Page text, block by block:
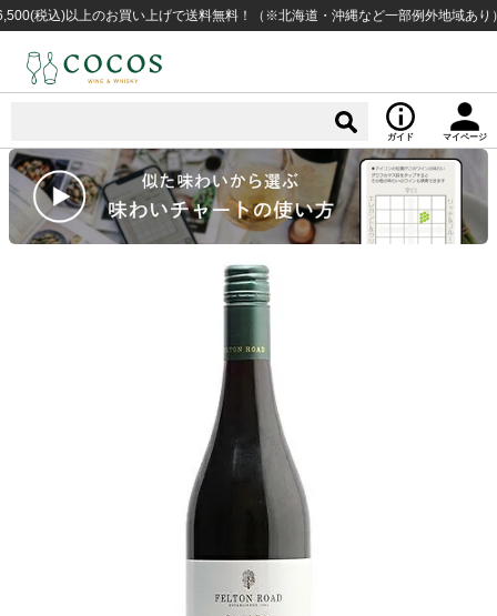
)以上のお買い上げで送料無料！（※北海道・沖縄など一部例外地域あり）
ガイド マイページ